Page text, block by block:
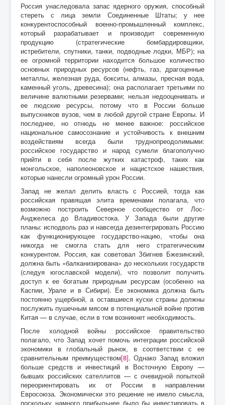
Россия унаследовала запас ядерного оружия, способный
стереть с лица земли Соединенные Штаты; у нее
конкурентоспособный военно-промышленный комплекс,
который разрабатывает и производит современную
продукцию (стратегические бомбардировщики,
истребители, спутники, танки, подводные лодки, МБР); на
ее огромной территории находится большое количество
основных природных ресурсов (нефть, газ, драгоценные
металлы, железная руда, бокситы, алмазы, пресная вода,
каменный уголь, древесина); она располагает третьими по
величине валютными резервами; нельзя недооценивать и
ее людские ресурсы, потому что в России больше
выпускников вузов, чем в любой другой стране Европы. И
последнее, но отнюдь не менее важное: российское
национальное самосознание и устойчивость к внешним
воздействиям всегда были труднопреодолимыми:
российское государство и народ сумели благополучно
прийти в себя после жутких катастроф, таких как
монгольское, наполеоновское и нацистское нашествия,
которые нанесли огромный урон России.
Запад не желал делить власть с Россией, тогда как
российская правящая элита временами полагала, что
возможно построить Северное сообщество от Лос-
Анджелеса до Владивостока. У Запада были другие
планы: исподволь раз и навсегда дезинтегрировать Россию
как функционирующее государство-нацию, чтобы она
никогда не смогла стать для него стратегическим
конкурентом. Россия, как советовал Збигнев Бжезинский,
должна быть «балканизирована» до нескольких государств
(следуя югославской модели), что позволит получить
доступ к ее богатым природным ресурсам (особенно на
Каспии, Урале и в Сибири). Ее экономика должна быть
постоянно ущербной, а оставшиеся куски страны должны
послужить пушечным мясом в потенциальной войне против
Китая — в случае, если в том возникнет необходимость.
После холодной войны российское правительство
полагало, что Запад хочет помочь интеграции российской
экономики в глобальный рынок, в соответствии с ее
сравнительным преимуществом[8]. Однако Запад вложил
больше средств и инвестиций в Восточную Европу —
бывших российских сателлитов — с очевидной попыткой
переориентировать их от России в направлении
Евросоюза. Экономически это решение не имело смысла,
поскольку намного прибыльнее было бы инвестировать в